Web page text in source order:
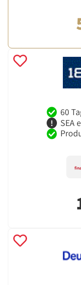
60
SEA